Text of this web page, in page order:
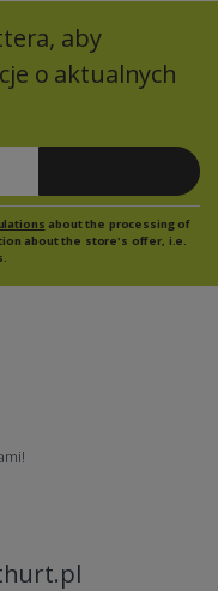
aby
o aktualnych
about the processing of
about the store's offer, i.e.